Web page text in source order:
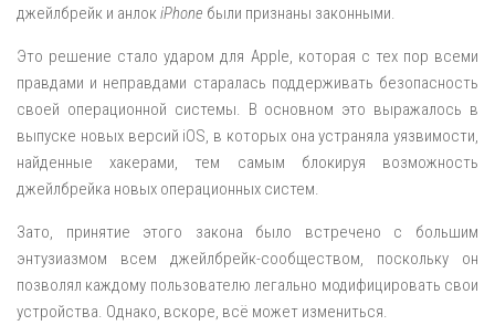
джейлбрейк и анлок iPhone были признаны законными.
Это решение стало ударом для Apple, которая с тех пор всеми
правдами и неправдами старалась поддерживать безопасность
своей операционной системы. В основном это выражалось в
выпуске новых версий iOS, в которых она устраняла уязвимости,
найденные хакерами, тем самым блокируя возможность
джейлбрейка новых операционных систем.
Зато, принятие этого закона было встречено с большим
энтузиазмом всем джейлбрейк-сообществом, поскольку он
позволял каждому пользователю легально модифицировать свои
устройства. Однако, вскоре, всё может измениться.